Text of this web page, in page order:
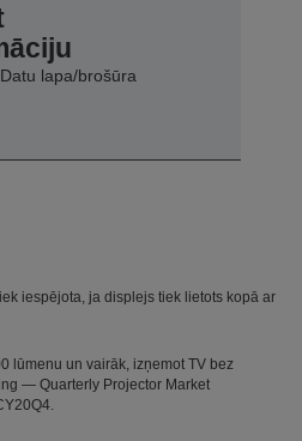
lapa/brošūra
iespējota, ja displejs tiek lietots kopā ar
lūmenu un vairāk, izņemot TV bez
— Quarterly Projector Market